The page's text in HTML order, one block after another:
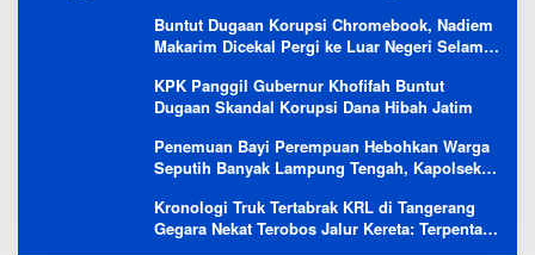
Buntut Dugaan Korupsi Chromebook, Nadiem
Makarim Dicekal Pergi ke Luar Negeri Selama
KPK Panggil Gubernur Khofifah Buntut
Dugaan Skandal Korupsi Dana Hibah Jatim
Penemuan Bayi Perempuan Hebohkan Warga
Seputih Banyak Lampung Tengah, Kapolsek:
Kronologi Truk Tertabrak KRL di Tangerang
Gegara Nekat Terobos Jalur Kereta: Terpental,